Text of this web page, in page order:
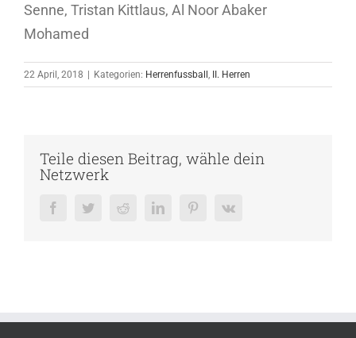
Senne, Tristan Kittlaus, Al Noor Abaker
Mohamed
22 April, 2018 | Kategorien: Herrenfussball II. Herren
Teile diesen Beitrag, wähle dein
Netzwerk
FacebookTwitterRedditLinkedInPinterestVk